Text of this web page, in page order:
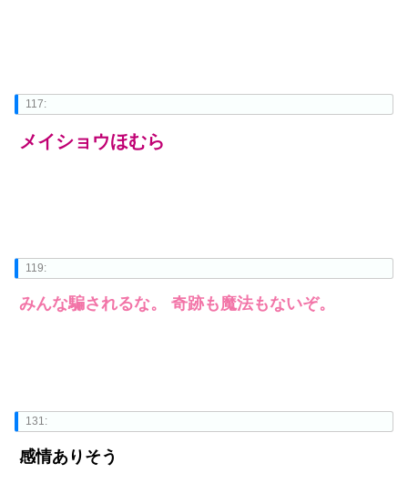
117:
メイショウほむら
119:
みんな騙されるな。 奇跡も魔法もないぞ。
131:
感情ありそう